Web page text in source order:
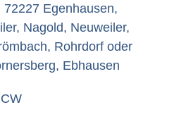
72227 Egenhausen,
Nagold, Neuweiler,
Rohrdorf oder
Ebhausen